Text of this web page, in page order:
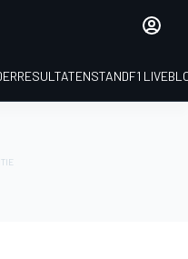
RESULTATENSTANDF1